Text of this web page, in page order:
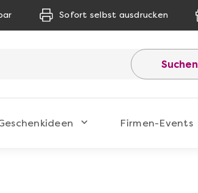
Sofort selbst ausdrucken
Suchen
Firmen-Events